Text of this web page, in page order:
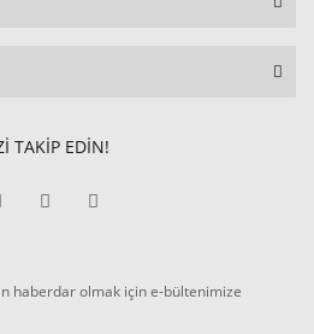
TAKİP EDİN!
haberdar olmak için e-bültenimize